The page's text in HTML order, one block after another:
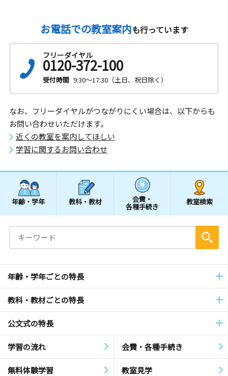
お電話での教室案内も行っています
フリーダイヤル
0120-372-100
受付時間 9:30～17:30（土日、祝日除く）
なお、フリーダイヤルがつながりにくい場合は、以下からも
お問い合わせいただけます。
近くの教室を案内してほしい
学習に関するお問い合わせ
年齢・学年 教科・教材 会費・
各種手続き
教室検索
年齢・学年ごとの特長
教科・教材ごとの特長
公文式の特長
学習の流れ 会費・各種手続き
無料体験学習 教室見学